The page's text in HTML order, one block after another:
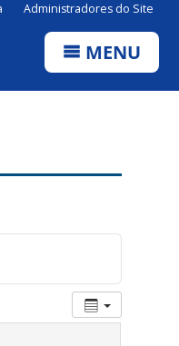
Administradores do Site
MENU